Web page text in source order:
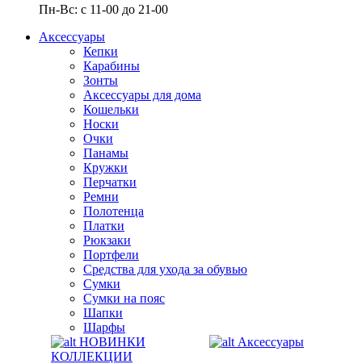
Пн-Вс: с 11-00 до 21-00
Аксессуары
Кепки
Карабины
Зонты
Аксессуары для дома
Кошельки
Носки
Очки
Панамы
Кружки
Перчатки
Ремни
Полотенца
Платки
Рюкзаки
Портфели
Средства для ухода за обувью
Сумки
Сумки на пояс
Шапки
Шарфы
НОВИНКИ
КОЛЛЕКЦИИ
Аксессуары